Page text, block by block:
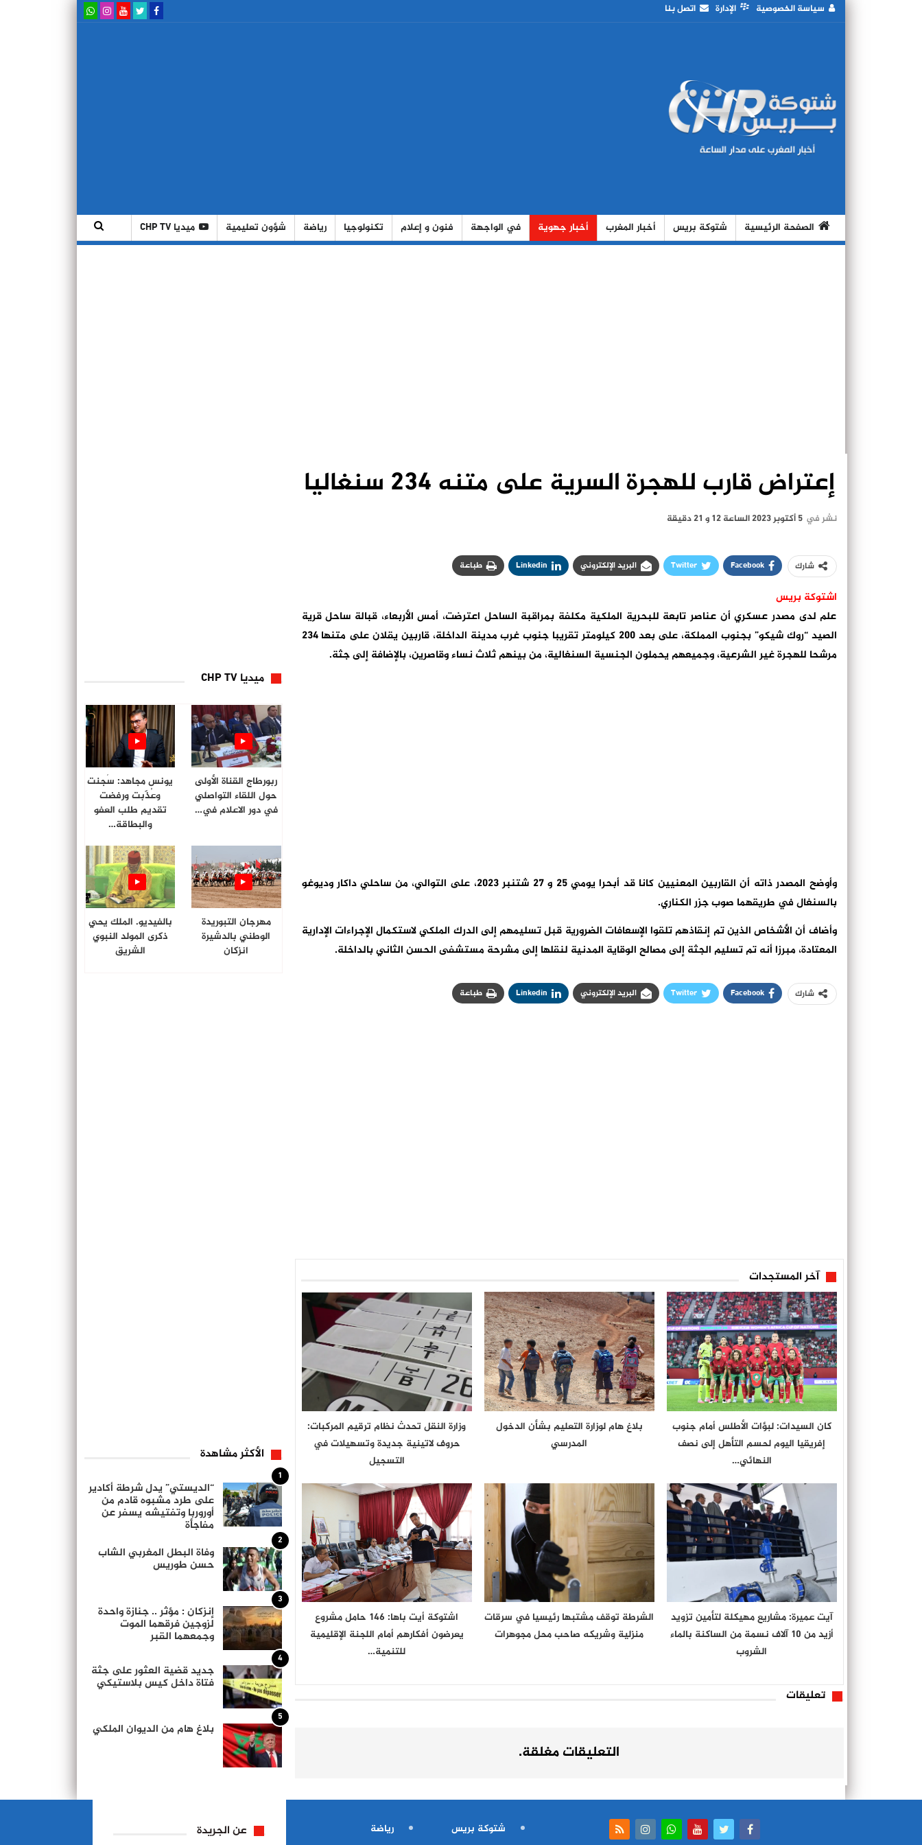
سياسة الخصوصية الإدارة اتصل بنا
الصفحة الرئيسية شتوكة بريس أخبار المغرب أخبار جهوية في الواجهة فنون و إعلام تكنولوجيا رياضة شؤون تعليمية ميديا CHP TV
إعتراض قارب للهجرة السرية على متنه 234 سنغاليا
نشر في 5 أكتوبر 2023 الساعة 12 و 21 دقيقة
شارك Facebook
Twitter البريد الإلكتروني Linkedin طباعة
اشتوكة بريس
علم لدى مصدر عسكري أن عناصر تابعة للبحرية الملكية مكلفة بمراقبة الساحل اعترضت، أمس الأربعاء، قبالة ساحل قرية
الصيد “روك شيكو” بجنوب المملكة، على بعد 200 كيلومتر تقريبا جنوب غرب مدينة الداخلة، قاربين يقلان على متنها 234
مرشحا للهجرة غير الشرعية، وجميعهم يحملون الجنسية السنغالية، من بينهم ثلاث نساء وقاصرين، بالإضافة إلى جثة.
وأوضح المصدر ذاته أن القاربين المعنيين كانا قد أبحرا يومي 25 و 27 شتنبر 2023، على التوالي، من ساحلي داكار وديوغو
بالسنغال في طريقهما صوب جزر الكناري.
وأضاف أن الأشخاص الذين تم إنقاذهم تلقوا الإسعافات الضرورية قبل تسليمهم إلى الدرك الملكي لاستكمال الإجراءات الإدارية
المعتادة، مبرزا أنه تم تسليم الجثة إلى مصالح الوقاية المدنية لنقلها إلى مشرحة مستشفى الحسن الثاني بالداخلة.
شارك Facebook
Twitter البريد الإلكتروني Linkedin طباعة
آخر المستجدات
كان السيدات: لبؤات الأطلس أمام جنوب
إفريقيا اليوم لحسم التأهل إلى نصف
النهائي…
بلاغ هام لوزارة التعليم بشأن الدخول
المدرسي
وزارة النقل تحدث نظام ترقيم المركبات:
حروف لاتينية جديدة وتسهيلات في
التسجيل
آيت عميرة: مشاريع مهيكلة لتأمين تزويد
أزيد من 10 آلاف نسمة من الساكنة بالماء
الشروب
الشرطة توقف مشتبها رئيسيا في سرقات
منزلية وشريكه صاحب محل مجوهرات
اشتوكة أيت باها: 146 حامل مشروع
يعرضون أفكارهم أمام اللجنة الإقليمية
للتنمية…
تعليقات
التعليقات مغلقة.
ميديا CHP TV
ربورطاج القناة الأولى
حول اللقاء التواصلي
في دور الاعلام في…
يونس مجاهد: سُجنت
وعُذّبت ورفضت
تقديم طلب العفو
والبطاقة…
مهرجان التبوريدة
الوطني بالدشيرة
انزكان
بالفيديو. الملك يحي
ذكرى المولد النبوي
الشريق
الأكثر مشاهدة
1
“الديستي” يدل شرطة أكادير
على طرد مشبوه قادم من
أوروربا وتفتيشه يسفر عن
مفاجأة
2
وفاة البطل المغربي الشاب
حسن طوريس
3
إنزكان : مؤثر .. جنازة واحدة
لزوجين فرقهما الموت
وجمعهما القبر
4
جديد قضية العثور على جثة
فتاة داخل كيس بلاستيكي
5
بلاغ هام من الديوان الملكي
شتوكة بريس
رياضة
عن الجريدة